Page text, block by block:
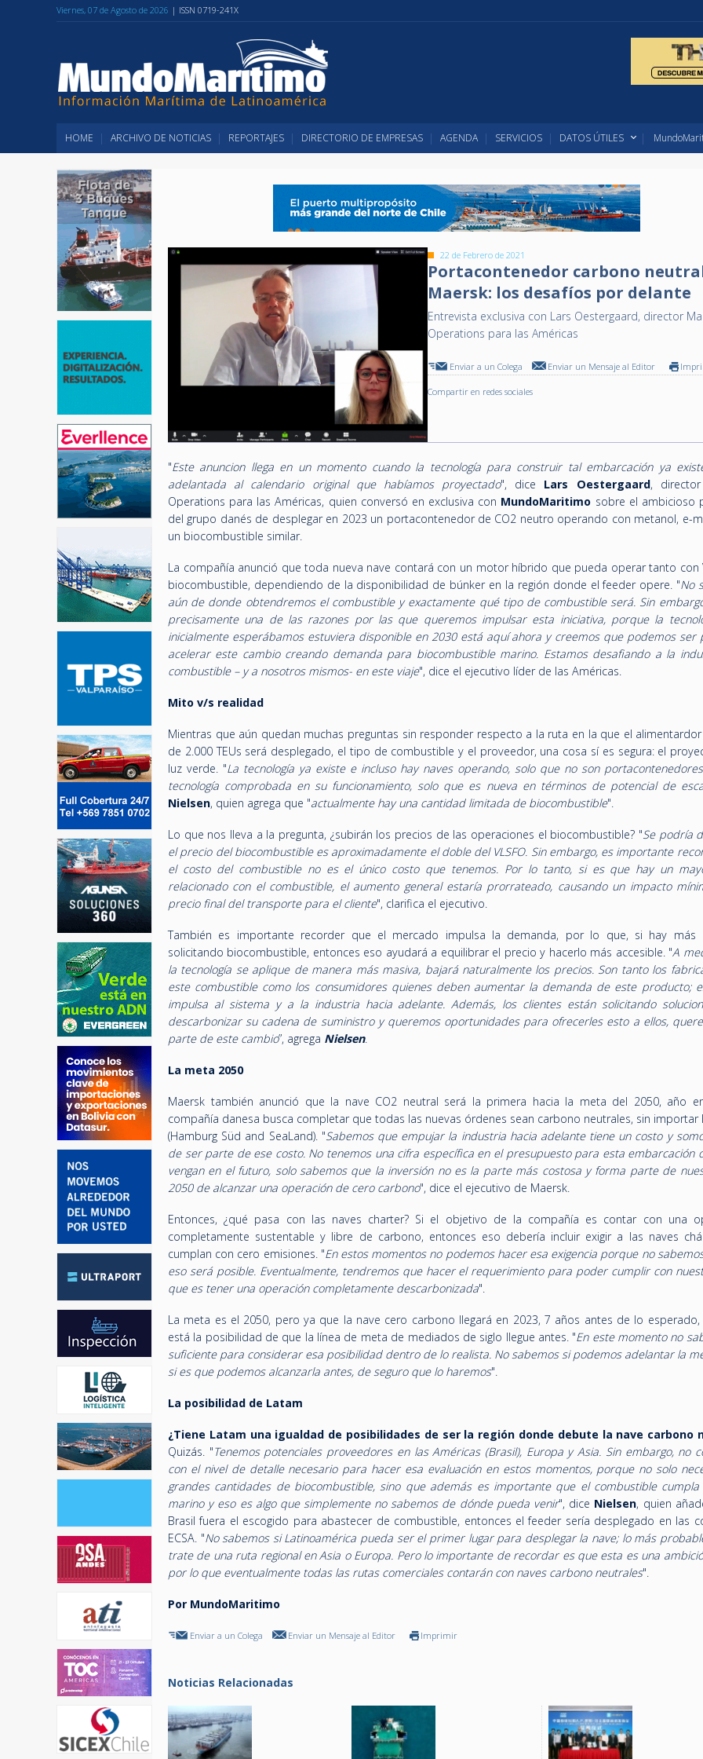
Viernes, 07 de Agosto de 2026 | ISSN 0719-241X
HOME ARCHIVO DE NOTICIAS REPORTAJES DIRECTORIO DE EMPRESAS AGENDA SERVICIOS DATOS ÚTILES
22 de Febrero de 2021
Portacontenedor carbono
Maersk: los desafíos por delante
Entrevista exclusiva con Lars Oestergaard, director
Operations para las Américas
Enviar a un Colega Enviar un Mensaje al Editor
Compartir en redes sociales
"Este anuncion llega en un momento cuando la tecnología para construir tal embarcación ya
adelantada al calendario original que habíamos proyectado", dice Lars Oestergaard,
Operations para las Américas, quien conversó en exclusiva con MundoMaritimo sobre el ambicioso
del grupo danés de desplegar en 2023 un portacontenedor de CO2 neutro operando con metanol, e-
un biocombustible similar.
La compañía anunció que toda nueva nave contará con un motor híbrido que pueda operar tanto con
biocombustible, dependiendo de la disponibilidad de búnker en la región donde el feeder opere. "No
aún de donde obtendremos el combustible y exactamente qué tipo de combustible será. Sin
precisamente una de las razones por las que queremos impulsar esta iniciativa, porque la
inicialmente esperábamos estuviera disponible en 2030 está aquí ahora y creemos que podemos ser
acelerar este cambio creando demanda para biocombustible marino. Estamos desafiando a la
combustible – y a nosotros mismos- en este viaje", dice el ejecutivo líder de las Américas.
Mito v/s realidad
Mientras que aún quedan muchas preguntas sin responder respecto a la ruta en la que el
de 2.000 TEUs será desplegado, el tipo de combustible y el proveedor, una cosa sí es segura: el
luz verde. "La tecnología ya existe e incluso hay naves operando, solo que no son
tecnología comprobada en su funcionamiento, solo que es nueva en términos de potencial de
Nielsen, quien agrega que "actualmente hay una cantidad limitada de biocombustible".
Lo que nos lleva a la pregunta, ¿subirán los precios de las operaciones el biocombustible? "Se podría
el precio del biocombustible es aproximadamente el doble del VLSFO. Sin embargo, es importante
el costo del combustible no es el único costo que tenemos. Por lo tanto, si es que hay un
relacionado con el combustible, el aumento general estaría prorrateado, causando un impacto
precio final del transporte para el cliente", clarifica el ejecutivo.
También es importante recorder que el mercado impulsa la demanda, por lo que, si hay más
solicitando biocombustible, entonces eso ayudará a equilibrar el precio y hacerlo más accesible. "A
la tecnología se aplique de manera más masiva, bajará naturalmente los precios. Son tanto los
este combustible como los consumidores quienes deben aumentar la demanda de este producto;
impulsa al sistema y a la industria hacia adelante. Además, los clientes están solicitando
descarbonizar su cadena de suministro y queremos oportunidades para ofrecerles esto a ellos,
parte de este cambio”, agrega Nielsen.
La meta 2050
Maersk también anunció que la nave CO2 neutral será la primera hacia la meta del 2050, año
compañía danesa busca completar que todas las nuevas órdenes sean carbono neutrales, sin importar
(Hamburg Süd and SeaLand). "Sabemos que empujar la industria hacia adelante tiene un costo y
de ser parte de ese costo. No tenemos una cifra específica en el presupuesto para esta embarcación
vengan en el futuro, solo sabemos que la inversión no es la parte más costosa y forma parte de
2050 de alcanzar una operación de cero carbono", dice el ejecutivo de Maersk.
Entonces, ¿qué pasa con las naves charter? Si el objetivo de la compañía es contar con una
completamente sustentable y libre de carbono, entonces eso debería incluir exigir a las naves
cumplan con cero emisiones. "En estos momentos no podemos hacer esa exigencia porque no
eso será posible. Eventualmente, tendremos que hacer el requerimiento para poder cumplir con
que es tener una operación completamente descarbonizada".
La meta es el 2050, pero ya que la nave cero carbono llegará en 2023, 7 años antes de lo esperado,
está la posibilidad de que la línea de meta de mediados de siglo llegue antes. "En este momento no
suficiente para considerar esa posibilidad dentro de lo realista. No sabemos si podemos adelantar la
si es que podemos alcanzarla antes, de seguro que lo haremos".
La posibilidad de Latam
¿Tiene Latam una igualdad de posibilidades de ser la región donde debute la nave carbono
Quizás. "Tenemos potenciales proveedores en las Américas (Brasil), Europa y Asia. Sin embargo, no
con el nivel de detalle necesario para hacer esa evaluación en estos momentos, porque no solo
grandes cantidades de biocombustible, sino que además es importante que el combustible cumpla
marino y eso es algo que simplemente no sabemos de dónde pueda venir", dice Nielsen, quien
Brasil fuera el escogido para abastecer de combustible, entonces el feeder sería desplegado en las
ECSA. "No sabemos si Latinoamérica pueda ser el primer lugar para desplegar la nave; lo más
trate de una ruta regional en Asia o Europa. Pero lo importante de recordar es que esta es una
por lo que eventualmente todas las rutas comerciales contarán con naves carbono neutrales".
Por MundoMaritimo
Enviar a un Colega Enviar un Mensaje al Editor Imprimir
Noticias Relacionadas